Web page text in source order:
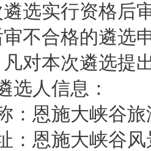
选实行资格后
不合格的遴选
对本次遴选提
选人信息：
：恩施大峡谷
：恩施大峡谷